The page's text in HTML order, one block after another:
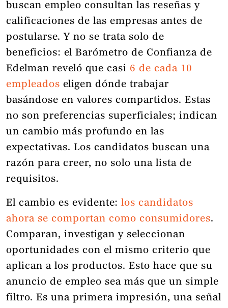
buscan empleo consultan las reseñas y
calificaciones de las empresas antes de
postularse. Y no se trata solo de
beneficios: el Barómetro de Confianza de
Edelman reveló que casi 6 de cada 10
empleados eligen dónde trabajar
basándose en valores compartidos. Estas
no son preferencias superficiales; indican
un cambio más profundo en las
expectativas. Los candidatos buscan una
razón para creer, no solo una lista de
requisitos.
El cambio es evidente: los candidatos
ahora se comportan como consumidores.
Comparan, investigan y seleccionan
oportunidades con el mismo criterio que
aplican a los productos. Esto hace que su
anuncio de empleo sea más que un simple
filtro. Es una primera impresión, una señal